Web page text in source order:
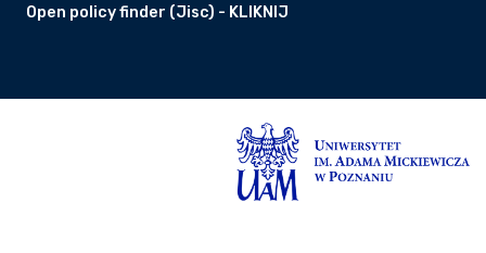
Open policy finder (Jisc) - KLIKNIJ